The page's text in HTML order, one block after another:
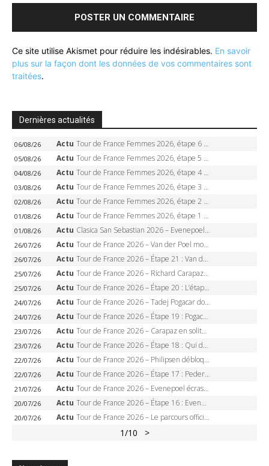
Ce site utilise Akismet pour réduire les indésirables. En savoir
plus sur la façon dont les données de vos commentaires sont
traitées.
Dernières actualités
06/08/26 Actu Tour de France Femmes 2026, étape 6 – Kim Le Court-Pienaar gagne à Tournon, Reusser en jaune
05/08/26 Actu Tour de France Femmes 2026, étape 5 – Demi Vollering gagne à Belleville, Reusser en jaune, Ferrand-Prévot coule
04/08/26 Actu Tour de France Femmes 2026, étape 4 – Marlen Reusser écrase le chrono, Ferrand-Prévot en crise
03/08/26 Actu Tour de France Femmes 2026, étape 3 – Sigrid Haugset en solitaire, 88 km d’échappée, maillot jaune
02/08/26 Actu Tour de France Femmes 2026, étape 2 – Lorena Wiebes doublé à Genève, Markus héroïque, 7e record
01/08/26 Actu Tour de France Femmes 2026, étape 1 – Lorena Wiebes intouchable à Lausanne, premier maillot jaune
01/08/26 Actu Clasica San Sebastian 2026 – Evenepoel recordman, 4e victoire, Carapaz battu au sprint
26/07/26 Actu Tour de France 2026 – Van der Poel monumental à Paris, Pogacar égale le record des cinq sacres
26/07/26 Actu Tour de France 2026 – Étape 21 : Van der Poel, Pogacar, qui succédera à Wout van Aert sur les Champs-Elysées ?
25/07/26 Actu Tour de France 2026 – Richard Carapaz roi des Alpes, doublé et maillot à pois, Seixas perd le podium
25/07/26 Actu Tour de France 2026 – Étape 20 : L’étape reine, Galibier, Sarenne, Alpe d’Huez, qui succédera à Pogacar ?
24/07/26 Actu Tour de France 2026 – Tadej Pogacar dompte l’Alpe d’Huez, 5e victoire, record de Pantani pulvérisé
24/07/26 Actu Tour de France 2026 – Étape 19 : Pogacar peut-il enfin dompter l’Alpe d’Huez ?
23/07/26 Actu Tour de France 2026 – Carapaz en solitaire à Orcières-Merlette, Paret-Peintre à un point du maillot à pois
23/07/26 Actu Tour de France 2026 – Étape 18 : Qui domptera Orcières-Merlette, première marche vers l’Alpe d’Huez ?
22/07/26 Actu Tour de France 2026 – Philipsen débloque son compteur à Voiron, Pedersen en danger pour le maillot vert
22/07/26 Actu Tour de France 2026 – Étape 17 : Pedersen peut-il verrouiller le maillot vert à Voiron ?
21/07/26 Actu Tour de France 2026 – Evenepoel écrase le chrono d’Évian, Seixas 4e, Lipowitz abandonne
20/07/26 Actu Tour de France 2026 – Étape 16 : Evenepoel, Pogacar, Ganna… qui domptera le chrono d’Évian pour redessiner le podium ?
20/07/26 Actu Tour de France 2026 – Le parcours officiel complet : 21 étapes, profils, carte et dates
1/10 >